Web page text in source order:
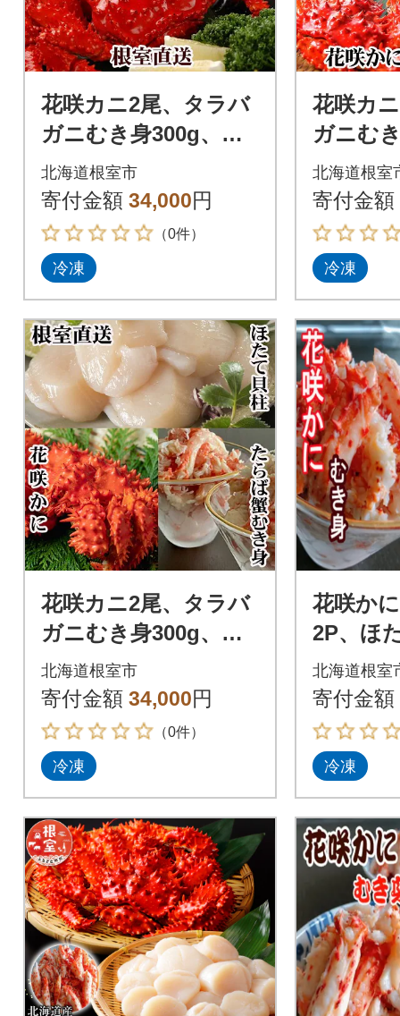
花咲カニ2尾、タラバ
ガニむき身300g、ホ
タテ貝柱500g F-3000
6
北海道根室市
寄付金額 34,000円
（0件）
冷凍
花咲カ
ガニむ
タテ貝
6
北海道根室
寄付金額
冷凍
花咲カニ2尾、タラバ
ガニむき身300g、ホ
タテ貝柱500g F-7000
6
北海道根室市
寄付金額 34,000円
（0件）
冷凍
花咲か
2P、ほ
2Pセッ
北海道根室
寄付金額
冷凍